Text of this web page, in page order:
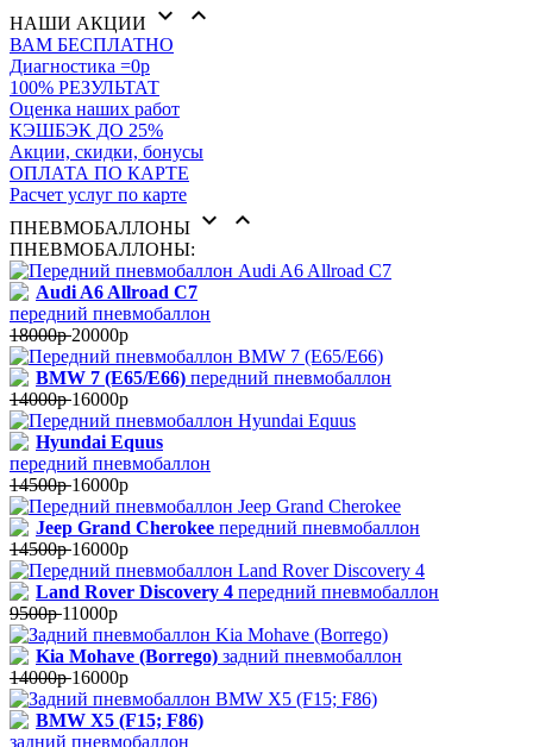
НАШИ АКЦИИ  
ВАМ БЕСПЛАТНО
Диагностика =0р
100% РЕЗУЛЬТАТ
Оценка наших работ
КЭШБЭК ДО 25%
Акции, скидки, бонусы
ОПЛАТА ПО КАРТЕ
Расчет услуг по карте
ПНЕВМОБАЛЛОНЫ  
ПНЕВМОБАЛЛОНЫ:
Audi A6 Allroad C7
передний пневмобаллон
18000р20000р
BMW 7 (E65/E66) передний пневмобаллон
14000р16000р
Hyundai Equus
передний пневмобаллон
14500р16000р
Jeep Grand Cherokee передний пневмобаллон
14500р16000р
Land Rover Discovery 4 передний пневмобаллон
9500р11000р
Kia Mohave (Borrego) задний пневмобаллон
14000р16000р
BMW X5 (F15; F86)
задний пневмобаллон